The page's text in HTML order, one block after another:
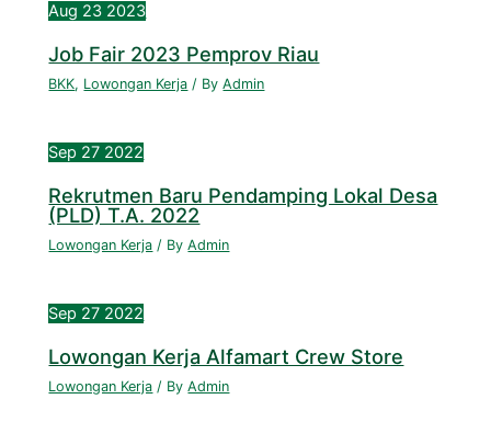
Aug 23 2023
Job Fair 2023 Pemprov Riau
BKK, Lowongan Kerja / ByAdmin
Sep 27 2022
Rekrutmen Baru Pendamping Lokal Desa
(PLD) T.A. 2022
Lowongan Kerja / ByAdmin
Sep 27 2022
Lowongan Kerja Alfamart Crew Store
Lowongan Kerja / ByAdmin